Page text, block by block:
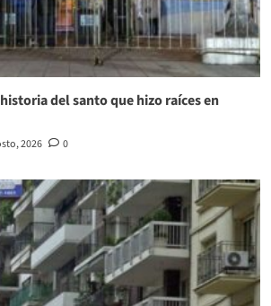
del santo que hizo raíces en
2026 0